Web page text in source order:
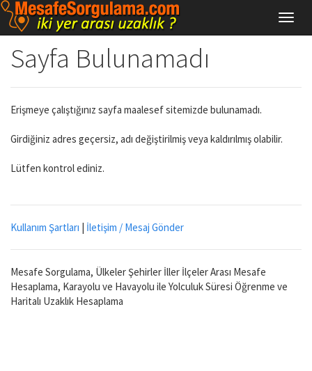
Sayfa Bulunamadı
Erişmeye çalıştığınız sayfa maalesef sitemizde bulunamadı.
Girdiğiniz adres geçersiz, adı değiştirilmiş veya kaldırılmış olabilir.
Lütfen kontrol ediniz.
Kullanım Şartları | İletişim / Mesaj Gönder
Mesafe Sorgulama, Ülkeler Şehirler İller İlçeler Arası Mesafe
Hesaplama, Karayolu ve Havayolu ile Yolculuk Süresi Öğrenme ve
Haritalı Uzaklık Hesaplama